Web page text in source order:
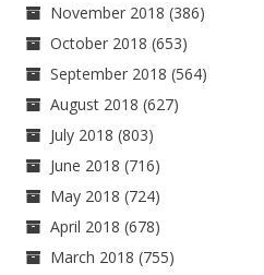
November 2018 (386)
October 2018 (653)
September 2018 (564)
August 2018 (627)
July 2018 (803)
June 2018 (716)
May 2018 (724)
April 2018 (678)
March 2018 (755)